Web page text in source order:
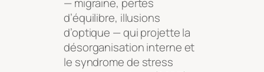
d’équilibre, illusions
d’optique — qui projette la
désorganisation interne et
le syndrome de stress